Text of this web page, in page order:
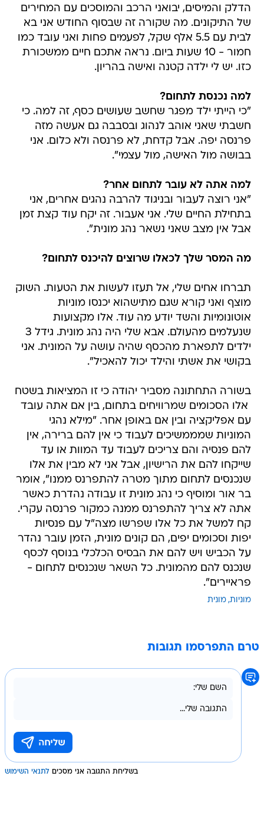
הדלק והמיסים, יבואני הרכב והמוסכים עם המחירים
של התיקונים. מה שקורה זה שבסוף החודש אני בא
לבית עם 5.5 אלף שקל, לפעמים פחות ואני עובד כמו
חמור - 10 שעות ביום. נראה אתכם חיים ממשכורת
כזו. יש לי ילדה קטנה ואישה בהריון.
למה נכנסת לתחום?
"כי הייתי ילד מפגר שחשב שעושים כסף, זה למה. כי
חשבתי שאני אוהב לנהוג ובסבבה גם אעשה מזה
פרנסה יפה. אבל קדחת, לא פרנסה ולא כלום. אני
בבושה מול האישה, מול עצמי".
למה אתה לא עובר לתחום אחר?
"אני רוצה לעבור ובניגוד להרבה נהגים אחרים, אני
בתחילת החיים שלי. אני אעבור. זה יקח עוד קצת זמן
אבל אין מצב שאני נשאר נהג מונית".
מה המסר שלך לכאלו שרוצים להיכנס לתחום?
תברחו אחים שלי, אל תעזו לעשות את הטעות. השוק
מוצף ואני קורא שגם מתישהוא יכנסו מוניות
אוטונומיות והשד יודע מה עוד. אלו מקצועות
שנעלמים מהעולם. אבא שלי היה נהג מונית. גידל 3
ילדים לתפארת מהכסף שהיה עושה על המונית. אני
בקושי את אשתי והילד יכול להאכיל".
בשורה התחתונה מסביר יהודה כי זו המציאות בשטח
 אלו הסכומים שמרוויחים בתחום, בין אם אתה עובד
עם אפליקציה ובין אם באופן אחר. "מילא נהגי
המוניות שמממשיכים לעבוד כי אין להם ברירה, אין
להם פנסיה והם צריכים לעבוד עד המוות או עד
שייקחו להם את הרישיון, אבל אני לא מבין את אלו
שנכנסים לתחום מתוך מטרה להתפרנס ממנו", אומר
בר אור ומוסיף כי נהג מונית זו עבודה נהדרת כאשר
אתה לא צריך להתפרנס ממנה כמקור פרנסה עקרי.
קח למשל את כל אלו שפרשו מצה"ל עם פנסיות
יפות וסכומים יפים, הם קונים מונית, הזמן עובר נהדר
על הכביש ויש להם את הבסיס הכלכלי בנוסף לכסף
שנכנס להם מהמונית. כל השאר שנכנסים לתחום -
פראיירים".
מוניות מונית
טרם התפרסמו תגובות
בשליחת התגובה אני מסכים לתנאי השימוש